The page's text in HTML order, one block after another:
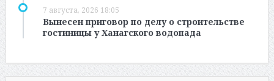
7 августа, 2026 18:05
Вынесен приговор по делу о строительстве
гостиницы у Ханагского водопада